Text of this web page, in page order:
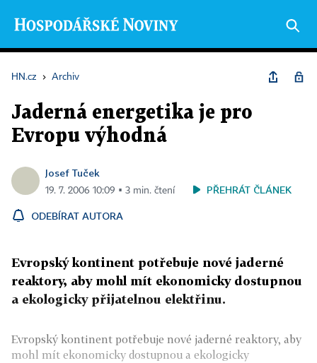
HN.cz › Archiv
Jaderná energetika je pro
Evropu výhodná
Josef Tuček
19. 7. 2006 10:09 ▪ 3 min. čtení PŘEHRÁT ČLÁNEK
ODEBÍRAT AUTORA
Evropský kontinent potřebuje nové jaderné
reaktory, aby mohl mít ekonomicky dostupnou
a ekologicky přijatelnou elektřinu.
Evropský kontinent potřebuje nové jaderné reaktory, aby
mohl mít ekonomicky dostupnou a ekologicky